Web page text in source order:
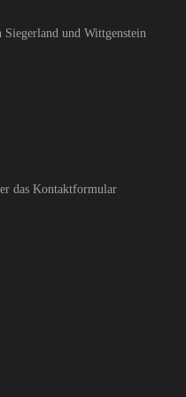
und Wittgenstein
das Kontaktformular